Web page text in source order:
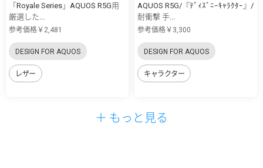
「Royale Series」AQUOS R5G用
厳選した...
参考価格￥2,481
DESIGN FOR AQUOS
レザー
AQUOS R5G/『ﾃﾞｨｽﾞﾆｰｷｬﾗｸﾀｰ』/
耐衝撃 手...
参考価格￥3,300
DESIGN FOR AQUOS
キャラクター
＋ もっと見る